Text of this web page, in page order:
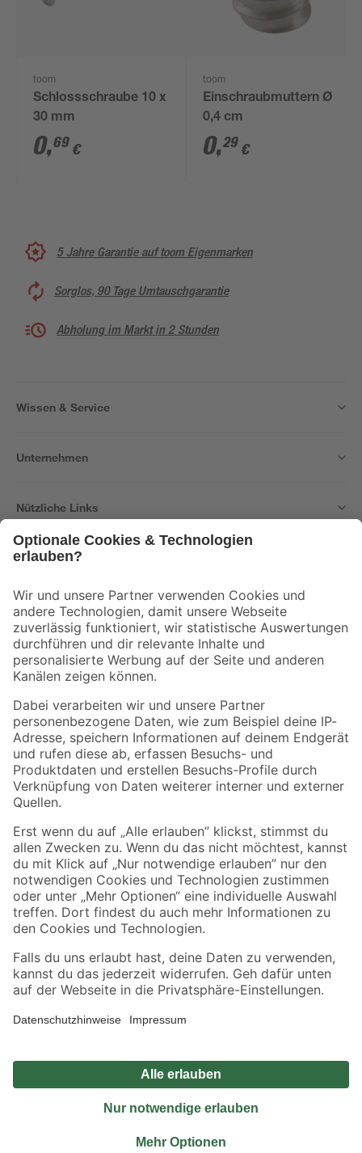
toom
Schlossschraube 10 x
30 mm
0,69 €
toom
Einschraubmuttern Ø
0,4 cm
0,29 €
5 Jahre Garantie auf toom Eigenmarken
Sorglos, 90 Tage Umtauschgarantie
Abholung im Markt in 2 Stunden
Wissen & Service
Unternehmen
Nützliche Links
Der toom Newsletter: Keine Angebote und Aktionen mehr verpassen!
Zur Newsletter Anmeldung
Folge uns
Zahlungsarten Versandarten
Sicher einkaufen
Jetzt die toom-App herunterladen
Alle Preisangaben in EUR inkl. gesetzl. MwSt.. Die dargestellten Angebote sind unter
Umständen nicht in allen Märkten verfügbar. Die angegebenen Verfügbarkeiten beziehen
Produkte nur solange der Vorrat reicht.
*Paketversand ab 59 € versandkostenfrei, gilt nicht für Artikel mit Speditionsversand, hier
Privatsphäre Impressum
Nutzungsbedingungen
Widerrufsrecht
Vertrag widerrufen
© 2026 toom Baumarkt GmbH